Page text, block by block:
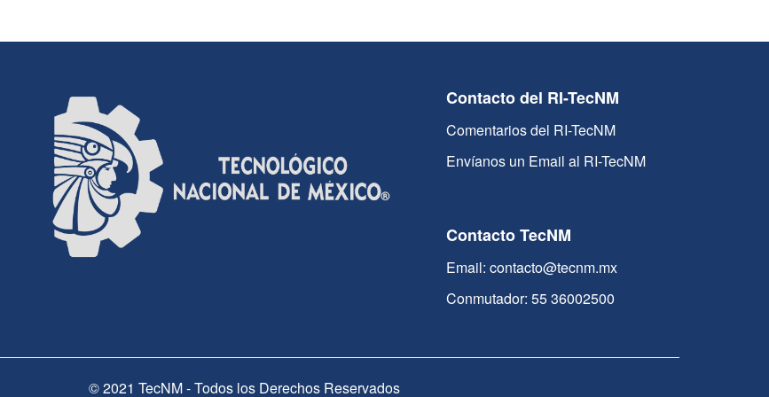
Contacto del RI-TecNM
Comentarios del RI-TecNM
Envíanos un Email al RI-TecNM
Contacto TecNM
Email: contacto@tecnm.mx
Conmutador: 55 36002500
© 2021 TecNM - Todos los Derechos Reservados